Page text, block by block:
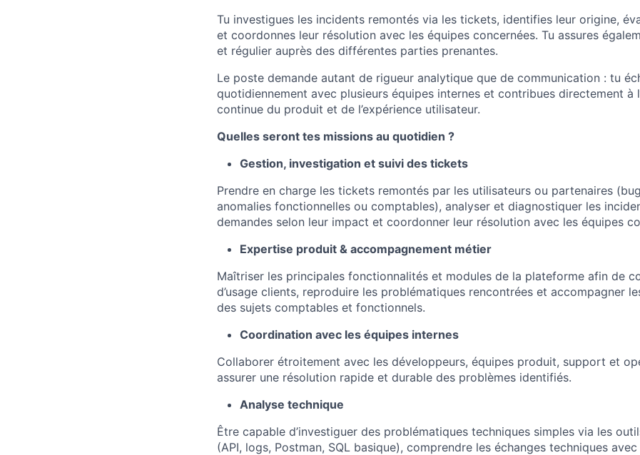
Tu investigues les incidents remontés via les tickets, identifies leur origine,
et coordonnes leur résolution avec les équipes concernées. Tu assures
et régulier auprès des différentes parties prenantes.
Le poste demande autant de rigueur analytique que de communication : tu
quotidiennement avec plusieurs équipes internes et contribues directement à
continue du produit et de l’expérience utilisateur.
Quelles seront tes missions au quotidien ?
Gestion, investigation et suivi des tickets
Prendre en charge les tickets remontés par les utilisateurs ou partenaires
anomalies fonctionnelles ou comptables), analyser et diagnostiquer les
demandes selon leur impact et coordonner leur résolution avec les équipes
Expertise produit & accompagnement métier
Maîtriser les principales fonctionnalités et modules de la plateforme afin de
d’usage clients, reproduire les problématiques rencontrées et accompagner
des sujets comptables et fonctionnels.
Coordination avec les équipes internes
Collaborer étroitement avec les développeurs, équipes produit, support et
assurer une résolution rapide et durable des problèmes identifiés.
Analyse technique
Être capable d’investiguer des problématiques techniques simples via les
(API, logs, Postman, SQL basique), comprendre les échanges techniques